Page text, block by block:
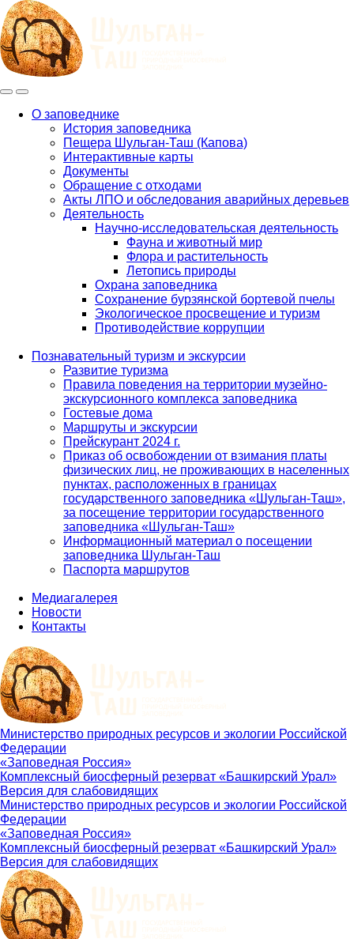
МенюИнфо
navigation
О заповеднике
История заповедника
Пещера Шульган-Таш (Капова)
Интерактивные карты
Документы
Обращение с отходами
Акты ЛПО и обследования аварийных деревьев
Деятельность
Научно-исследовательская деятельность
Фауна и животный мир
Флора и растительность
Летопись природы
Охрана заповедника
Сохранение бурзянской бортевой пчелы
Экологическое просвещение и туризм
Противодействие коррупции
Познавательный туризм и экскурсии
Развитие туризма
Правила поведения на территории музейно-
экскурсионного комплекса заповедника
Гостевые дома
Маршруты и экскурсии
Прейскурант 2024 г.
Приказ об освобождении от взимания платы
физических лиц, не проживающих в населенных
пунктах, расположенных в границах
государственного заповедника «Шульган-Таш»,
за посещение территории государственного
заповедника «Шульган-Таш»
Информационный материал о посещении
заповедника Шульган-Таш
Паспорта маршрутов
Медиагалерея
Новости
Контакты
Министерство природных ресурсов и экологии Российской
Федерации
«Заповедная Россия»
Комплексный биосферный резерват «Башкирский Урал»
Версия для слабовидящих
Министерство природных ресурсов и экологии Российской
Федерации
«Заповедная Россия»
Комплексный биосферный резерват «Башкирский Урал»
Версия для слабовидящих